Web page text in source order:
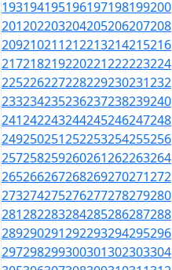
193194195196197198199200
201202203204205206207208
209210211212213214215216
217218219220221222223224
225226227228229230231232
233234235236237238239240
241242243244245246247248
249250251252253254255256
257258259260261262263264
265266267268269270271272
273274275276277278279280
281282283284285286287288
289290291292293294295296
297298299300301302303304